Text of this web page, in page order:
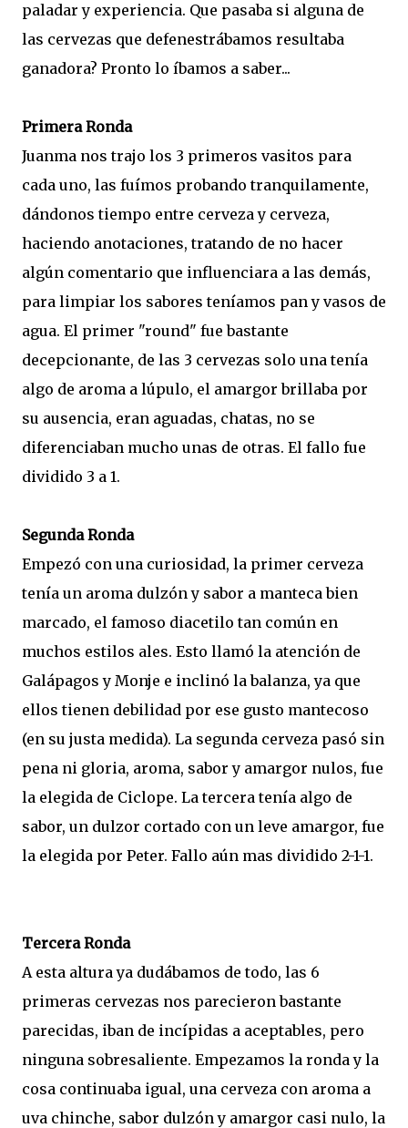
paladar y experiencia. Que pasaba si alguna de
las cervezas que defenestrábamos resultaba
ganadora? Pronto lo íbamos a saber...
Primera Ronda
Juanma nos trajo los 3 primeros vasitos para
cada uno, las fuímos probando tranquilamente,
dándonos tiempo entre cerveza y cerveza,
haciendo anotaciones, tratando de no hacer
algún comentario que influenciara a las demás,
para limpiar los sabores teníamos pan y vasos de
agua. El primer "round" fue bastante
decepcionante, de las 3 cervezas solo una tenía
algo de aroma a lúpulo, el amargor brillaba por
su ausencia, eran aguadas, chatas, no se
diferenciaban mucho unas de otras. El fallo fue
dividido 3 a 1.
Segunda Ronda
Empezó con una curiosidad, la primer cerveza
tenía un aroma dulzón y sabor a manteca bien
marcado, el famoso diacetilo tan común en
muchos estilos ales. Esto llamó la atención de
Galápagos y Monje e inclinó la balanza, ya que
ellos tienen debilidad por ese gusto mantecoso
(en su justa medida). La segunda cerveza pasó sin
pena ni gloria, aroma, sabor y amargor nulos, fue
la elegida de Ciclope. La tercera tenía algo de
sabor, un dulzor cortado con un leve amargor, fue
la elegida por Peter. Fallo aún mas dividido 2-1-1.
Tercera Ronda
A esta altura ya dudábamos de todo, las 6
primeras cervezas nos parecieron bastante
parecidas, iban de incípidas a aceptables, pero
ninguna sobresaliente. Empezamos la ronda y la
cosa continuaba igual, una cerveza con aroma a
uva chinche, sabor dulzón y amargor casi nulo, la